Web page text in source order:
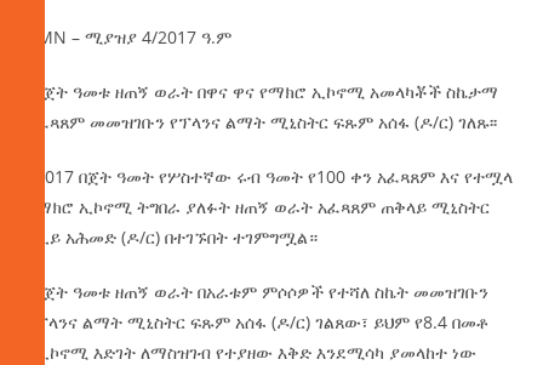
AMN – ሚያዝያ 4/2017 ዓ.ም
በበጀት ዓመቱ ዘጠኝ ወራት በዋና ዋና የማክሮ ኢኮኖሚ አመላካቾች ስኬታማ
አፈጻጸም መመዝገቡን የፕላንና ልማት ሚኒስትር ፍጹም አሰፋ (ዶ/ር) ገለጹ፡፡
የ2017 በጀት ዓመት የሦስተኛው ሩብ ዓመት የ100 ቀን አፈጻጸም እና የተሟላ
የማክሮ ኢኮኖሚ ትግበራ ያለፉት ዘጠኝ ወራት አፈጻጸም ጠቅላይ ሚኒስትር
ዐቢይ አሕመድ (ዶ/ር) በተገኙበት ተገምግሟል።
በበጀት ዓመቱ ዘጠኝ ወራት በአራቱም ምሶሶዎች የተሻለ ስኬት መመዝገቡን
የፕላንና ልማት ሚኒስትር ፍጹም አሰፋ (ዶ/ር) ገልጸው፣ ይህም የ8.4 በመቶ
የኢኮኖሚ እድገት ለማስዝገብ የተያዘው እቅድ እንደሚሳካ ያመላከተ ነው